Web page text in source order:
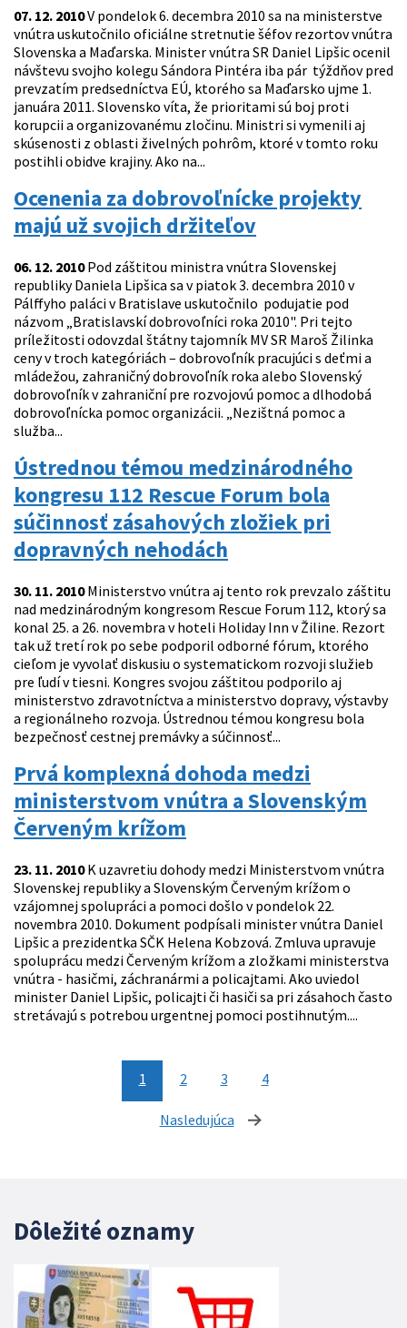
07. 12. 2010V pondelok 6. decembra 2010 sa na ministerstve
vnútra uskutočnilo oficiálne stretnutie šéfov rezortov vnútra
Slovenska a Maďarska. Minister vnútra SR Daniel Lipšic ocenil
návštevu svojho kolegu Sándora Pintéra iba pár týždňov pred
prevzatím predsedníctva EÚ, ktorého sa Maďarsko ujme 1.
januára 2011. Slovensko víta, že prioritami sú boj proti
korupcii a organizovanému zločinu. Ministri si vymenili aj
skúsenosti z oblasti živelných pohrôm, ktoré v tomto roku
postihli obidve krajiny. Ako na...
Ocenenia za dobrovoľnícke projekty
majú už svojich držiteľov
06. 12. 2010Pod záštitou ministra vnútra Slovenskej
republiky Daniela Lipšica sa v piatok 3. decembra 2010 v
Pálffyho paláci v Bratislave uskutočnilo podujatie pod
názvom „Bratislavskí dobrovoľníci roka 2010". Pri tejto
príležitosti odovzdal štátny tajomník MV SR Maroš Žilinka
ceny v troch kategóriách – dobrovoľník pracujúci s deťmi a
mládežou, zahraničný dobrovoľník roka alebo Slovenský
dobrovoľník v zahraniční pre rozvojovú pomoc a dlhodobá
dobrovoľnícka pomoc organizácii. „Nezištná pomoc a
služba...
Ústrednou témou medzinárodného
kongresu 112 Rescue Forum bola
súčinnosť zásahových zložiek pri
dopravných nehodách
30. 11. 2010Ministerstvo vnútra aj tento rok prevzalo záštitu
nad medzinárodným kongresom Rescue Forum 112, ktorý sa
konal 25. a 26. novembra v hoteli Holiday Inn v Žiline. Rezort
tak už tretí rok po sebe podporil odborné fórum, ktorého
cieľom je vyvolať diskusiu o systematickom rozvoji služieb
pre ľudí v tiesni. Kongres svojou záštitou podporilo aj
ministerstvo zdravotníctva a ministerstvo dopravy, výstavby
a regionálneho rozvoja. Ústrednou témou kongresu bola
bezpečnosť cestnej premávky a súčinnosť...
Prvá komplexná dohoda medzi
ministerstvom vnútra a Slovenským
Červeným krížom
23. 11. 2010K uzavretiu dohody medzi Ministerstvom vnútra
Slovenskej republiky a Slovenským Červeným krížom o
vzájomnej spolupráci a pomoci došlo v pondelok 22.
novembra 2010. Dokument podpísali minister vnútra Daniel
Lipšic a prezidentka SČK Helena Kobzová. Zmluva upravuje
spoluprácu medzi Červeným krížom a zložkami ministerstva
vnútra - hasičmi, záchranármi a policajtami. Ako uviedol
minister Daniel Lipšic, policajti či hasiči sa pri zásahoch často
stretávajú s potrebou urgentnej pomoci postihnutým....
1 2 3 4
Nasledujúca stránka
Dôležité oznamy